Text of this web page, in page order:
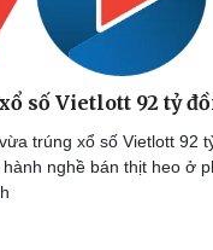
số Vietlott 92 tỷ
trúng xổ số Vietlott 92
nghề bán thịt heo ở